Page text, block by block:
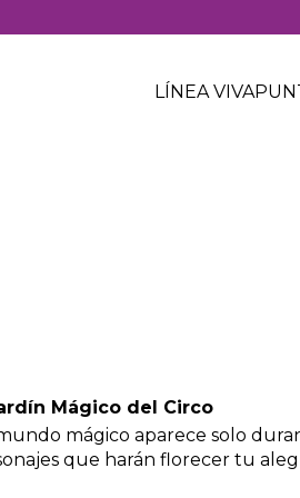
Header
Menú
LÍNEA VIVA
Mágico del Circo
mágico aparece solo
que harán florecer tu